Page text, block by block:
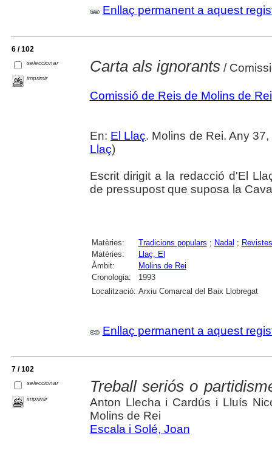
Enllaç permanent a aquest
6 / 102
seleccionar
imprimir
Carta als ignorants/
Comissió de Reis de Molins de Rei
En: El Llaç. Molins de Rei. Any
Llaç)
Escrit dirigit a la redacció d'El
de pressupost que suposa la
Matèries: Tradicions populars ; Nadal ; Revistes
Matèries:
Llaç, El
Àmbit:
Molins de Rei
Cronologia:
1993
Localització: Arxiu Comarcal del Baix Llobregat
Enllaç permanent a aquest
7 / 102
seleccionar
imprimir
Treball seriós o
Anton Llecha i Cardús i Lluís
Molins de Rei
Escala i Solé, Joan